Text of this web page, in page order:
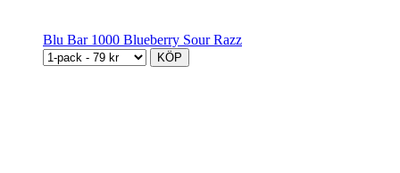
Blu Bar 1000 Blueberry Sour Razz
KÖP